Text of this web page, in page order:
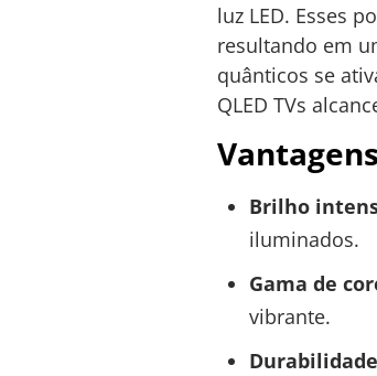
luz LED. Esses
resultando em
quânticos se
QLED TVs
Brilho
iluminados.
Gama de
vibrante.